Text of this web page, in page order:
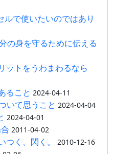
ルで使いたいのではあり
の身を守るために伝える
ットをうわまわるなら
ること 2024-04-11
いて思うこと 2024-04-04
2024-04-01
2011-04-02
く、閃く。 2010-12-16